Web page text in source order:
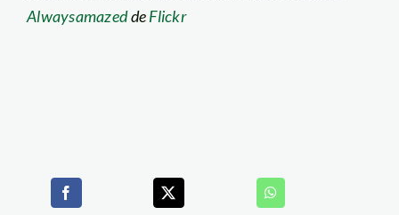
AlwaysamazeddeFlickr